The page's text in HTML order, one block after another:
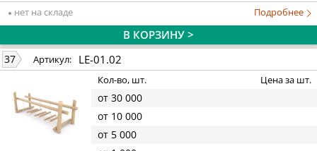
нет на складе Подробнее
В КОРЗИНУ >
37 Артикул: LE-01.02
Кол-во, шт. Цена за шт.
от 30 000
от 10 000
от 5 000